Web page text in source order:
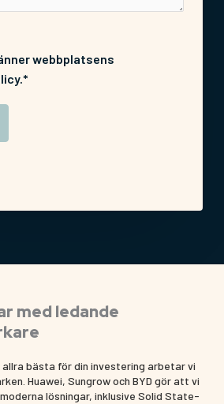
webbplatsens
med ledande
bästa för din investering arbetar vi
Huawei, Sungrow och BYD gör att vi
lösningar, inklusive Solid State-